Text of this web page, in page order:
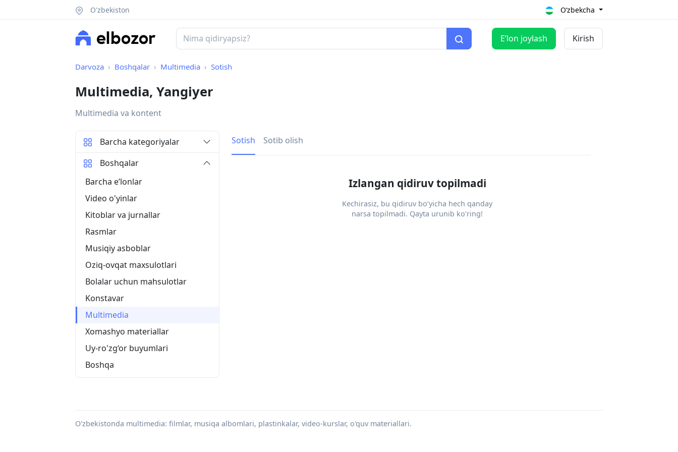
O'zbekiston O‘zbekcha
Eʼlon joylash Kirish
Darvoza Boshqalar Multimedia Sotish
Multimedia, Yangiyer
Multimedia va kontent
Sotish Sotib olish
Izlangan qidiruv topilmadi
Kechirasiz, bu qidiruv bo‘yicha hech qanday
narsa topilmadi. Qayta urunib ko‘ring!
Barcha kategoriyalar
Boshqalar
Barcha eʼlonlar
Video o'yinlar
Kitoblar va jurnallar
Rasmlar
Musiqiy asboblar
Oziq-ovqat maxsulotlari
Bolalar uchun mahsulotlar
Konstavar
Multimedia
Xomashyo materiallar
Uy-ro'zg‘or buyumlari
Boshqa
O'zbekistonda multimedia: filmlar, musiqa albomlari, plastinkalar, video-kurslar, o'quv materiallari.